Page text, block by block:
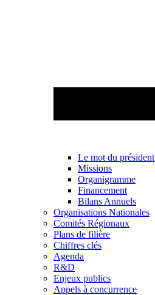
Le mot du président
Missions
Organigramme
Financement
Bilans Annuels
Organisations Nationales
Comités Régionaux
Plans de filière
Chiffres clés
Agenda
R&D
Enjeux publics
Appels à concurrence